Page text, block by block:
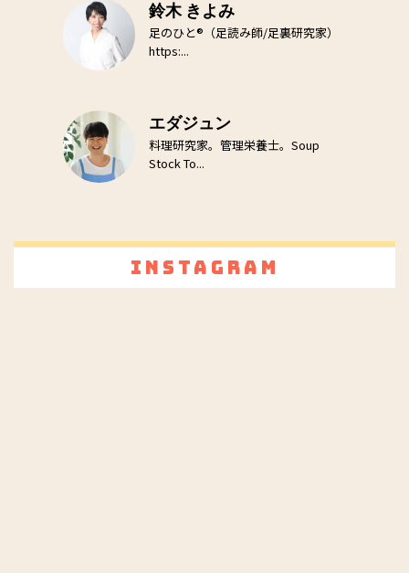
鈴木 きよみ
足のひと®（足読み師/足裏研究家）
https:...
エダジュン
料理研究家。管理栄養士。Soup
Stock To...
Instagram